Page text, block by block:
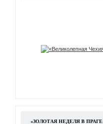
«ЗОЛОТАЯ НЕДЕЛЯ В